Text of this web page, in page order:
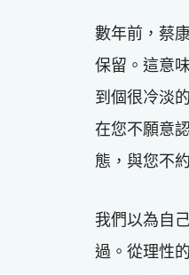
數年前，蔡
保留。這意
到個很冷淡
在您不願意
態，與您不
我們以為自
過。從理性